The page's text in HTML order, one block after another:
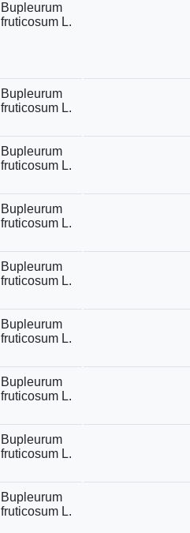
Bupleurum
fruticosum L.
Bupleurum
fruticosum L.
Bupleurum
fruticosum L.
Bupleurum
fruticosum L.
Bupleurum
fruticosum L.
Bupleurum
fruticosum L.
Bupleurum
fruticosum L.
Bupleurum
fruticosum L.
Bupleurum
fruticosum L.